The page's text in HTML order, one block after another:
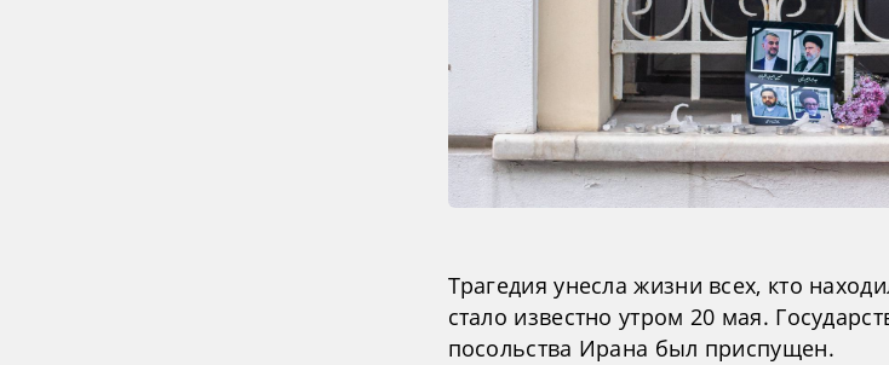
Трагедия унесла жизни всех, кто
стало известно утром 20 мая.
посольства Ирана был приспущен.